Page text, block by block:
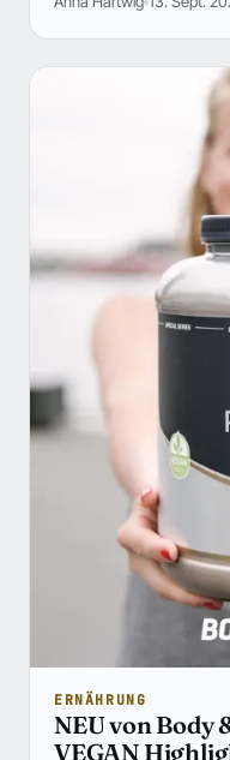
ERNÄHRUNG
NEU von Body
VEGAN